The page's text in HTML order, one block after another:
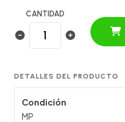
CANTIDAD
DETALLES DEL PRODUCTO
Condición
MP